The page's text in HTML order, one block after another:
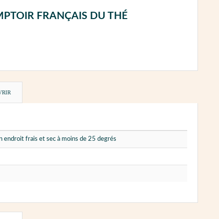
FRANÇAIS DU THÉ
endroit frais et sec à moins de 25 degrés